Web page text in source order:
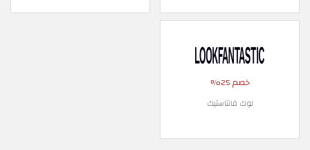
خصم 25%
لوك فانتاستيك